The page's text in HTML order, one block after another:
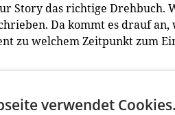
Story das richtige Drehbuch.
Da kommt es drauf
zu welchem Zeitpunkt zum
erzählen Sie u.a. in
ist diese
verwendet Cookies.